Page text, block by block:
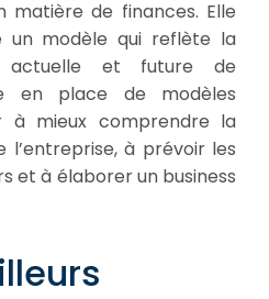
matière de finances. Elle
un modèle qui reflète la
actuelle et future de
en place de modèles
à mieux comprendre la
l’entreprise, à prévoir les
et à élaborer un business